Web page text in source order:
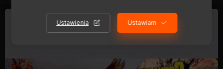
Ustawienia Ustawiam